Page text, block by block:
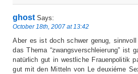
ghost Says:
October 18th, 2007 at 13:42
Aber es ist doch schwer genug,
das Thema “zwangsverschleierung” ist
natürlich gut in westliche Frauenpolitik
gut mit den Mitteln von Le deuxiéme